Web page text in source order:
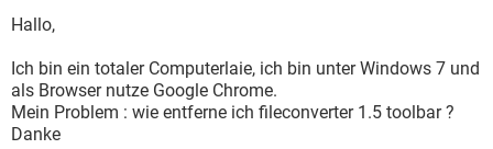
FACEBOOK
FACEBOOK HARDWARE
ANDROID
WINDOWS 10 INSTAGRAM
WHATSAPP TIKTOK
FACEBOOK
Hallo,
Ich bin ein totaler Computerlaie, ich bin unter Windows 7 und
als Browser nutze Google Chrome.
Mein Problem : wie entferne ich fileconverter 1.5 toolbar ?
Danke